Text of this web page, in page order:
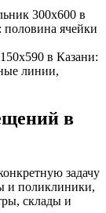
300x600 в
половина ячейки
150x590 в Казани:
линии,
в
задачу
и поликлиники,
склады и